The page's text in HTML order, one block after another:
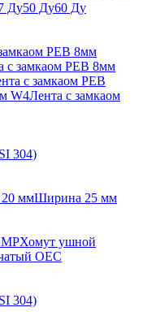
Ду50 Ду60 Ду
PEB 8мм
с замкаом PEB 8мм
с замкаом PEB
W4Лента с замкаом
304)
ммШирина 25 мм
Хомут ушной
OEC
304)